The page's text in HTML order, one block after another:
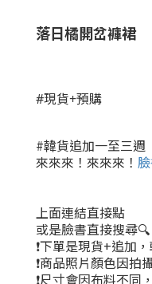
落日橘開岔褲裙
#現貨+預購
#韓貨追加一至三週
來來來！來來來！
上面連結直接點
或是臉書直接搜尋
❗下單是現貨+追加
❗商品照片顏色因
❗尺寸會因布料不